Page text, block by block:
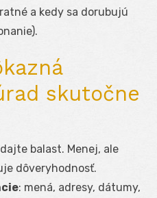
a kedy sa dorubujú
skutočne
balast. Menej, ale
dôveryhodnosť.
: mená, adresy, dátumy,